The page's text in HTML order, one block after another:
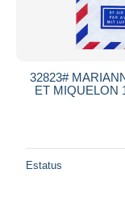
32823#
ET MIQUELON
Estatus